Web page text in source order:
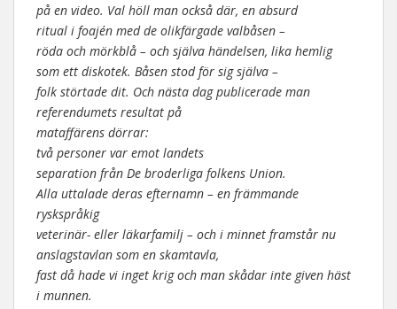
på en video. Val höll man också där, en absurd
ritual i foajén med de olikfärgade valbåsen –
röda och mörkblå – och själva händelsen, lika hemlig
som ett diskotek. Båsen stod för sig själva –
folk störtade dit. Och nästa dag publicerade man
referendumets resultat på
mataffärens dörrar:
två personer var emot landets
separation från De broderliga folkens Union.
Alla uttalade deras efternamn – en främmande
ryskspråkig
veterinär- eller läkarfamilj – och i minnet framstår nu
anslagstavlan som en skamtavla,
fast då hade vi inget krig och man skådar inte given häst
i munnen.